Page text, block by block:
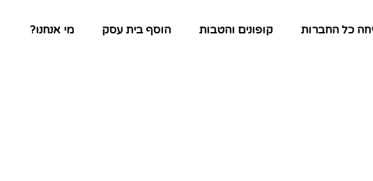
כל החברות קופונים והטבות הוסף בית עסק מי אנחנו?